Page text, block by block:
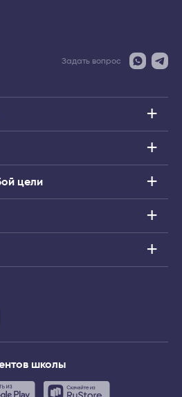
Задать вопрос
цели
школы